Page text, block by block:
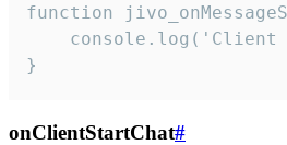
function
console.log('Client
}
onClientStartChat#